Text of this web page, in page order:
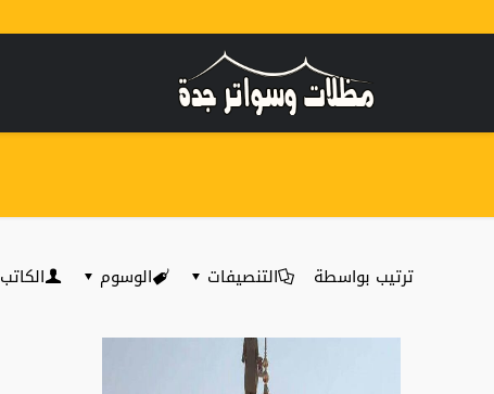
ترتيب بواسطة التنصيفات الوسوم الكاتب